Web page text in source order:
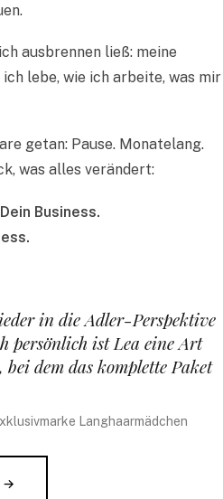
ausbrennen ließ: meine
lebe, wie ich arbeite, was mir
getan: Pause. Monatelang.
was alles verändert:
Business.
in die Adler-Perspektive
persönlich ist Lea eine Art
dem das komplette Paket
Langhaarmädchen
→